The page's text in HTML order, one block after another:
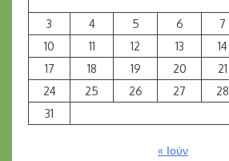
3
4 5 6 7
10
11 12 13 14
17
18 19 20 21
24
25 26 27 28
31
« Ιούν